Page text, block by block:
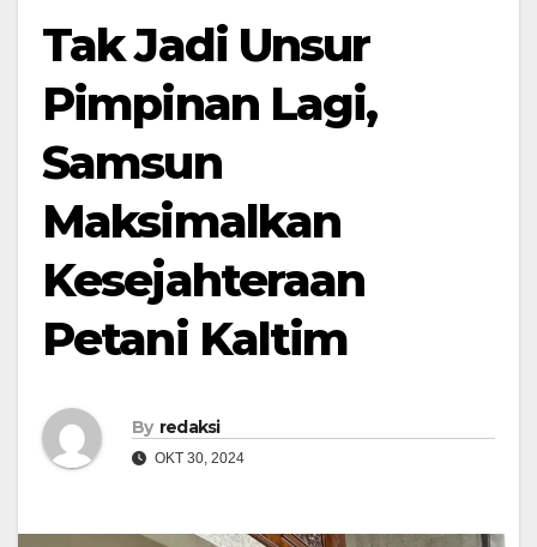
Tak Jadi Unsur
Pimpinan Lagi,
Samsun
Maksimalkan
Kesejahteraan
Petani Kaltim
By redaksi
OKT 30, 2024